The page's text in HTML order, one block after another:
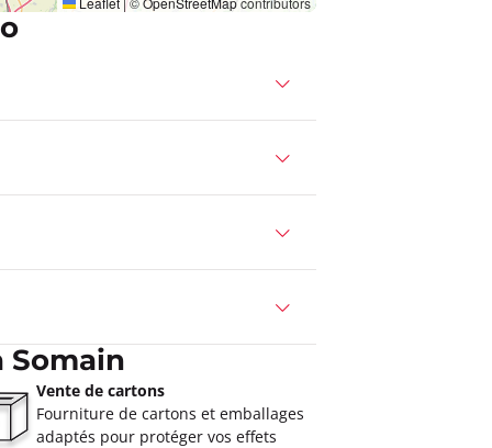
Somain
Vente de cartons
Fourniture de cartons et emballages
adaptés pour protéger vos effets